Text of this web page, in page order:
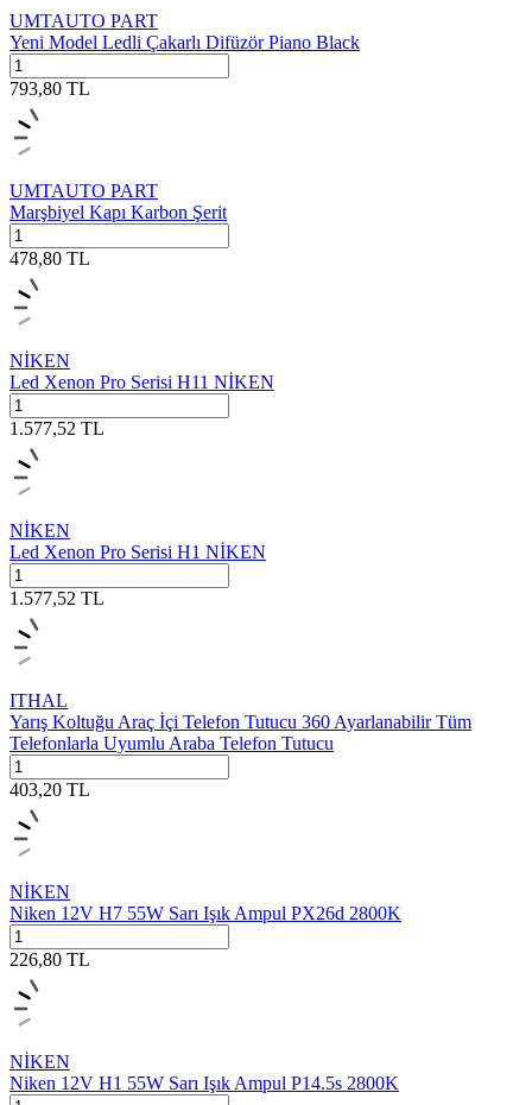
UMTAUTO PART
Yeni Model Ledli Çakarlı Difüzör Piano Black
793,80 TL
UMTAUTO PART
Marşbiyel Kapı Karbon Şerit
478,80 TL
NİKEN
Led Xenon Pro Serisi H11 NİKEN
1.577,52 TL
NİKEN
Led Xenon Pro Serisi H1 NİKEN
1.577,52 TL
ITHAL
Yarış Koltuğu Araç İçi Telefon Tutucu 360 Ayarlanabilir Tüm
Telefonlarla Uyumlu Araba Telefon Tutucu
403,20 TL
NİKEN
Niken 12V H7 55W Sarı Işık Ampul PX26d 2800K
226,80 TL
NİKEN
Niken 12V H1 55W Sarı Işık Ampul P14.5s 2800K